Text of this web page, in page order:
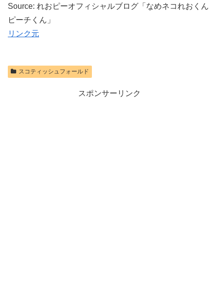
Source: れおピーオフィシャルブログ「なめネコれおくん
ピーチくん」
リンク元
スコティッシュフォールド
スポンサーリンク